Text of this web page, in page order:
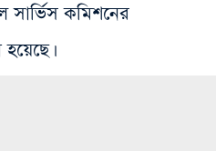
সার্ভিস কমিশনের